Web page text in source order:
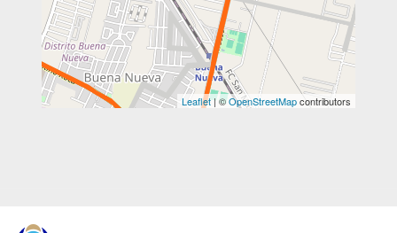
Leaflet| ©OpenStreetMapcontributors